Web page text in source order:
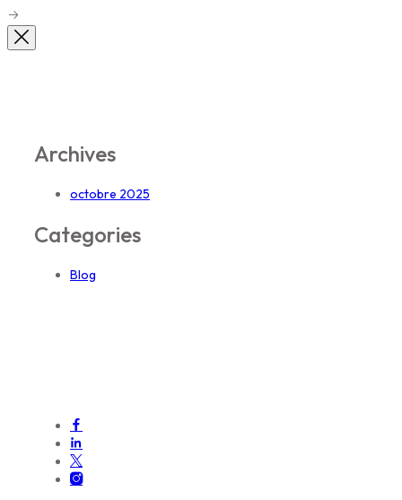
Archives
octobre 2025
Categories
Blog